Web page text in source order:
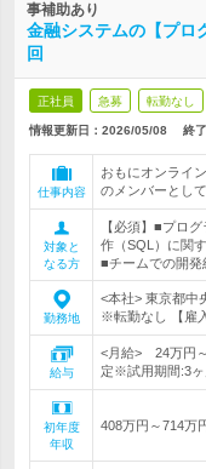
事補助あり
金融システムの【プ
回
正社員 急募 転勤なし
情報更新日：2026/05/08 終
仕事内容
おもにオンライ
のメンバーとし
対象と
なる方
【必須】■プロ
作（SQL）に関
■チームでの開発
勤務地
<本社> 東京都
※転勤なし 【雇
給与
<月給> 24万円
定※試用期間:3ヶ
初年度
年収
408万円～714万